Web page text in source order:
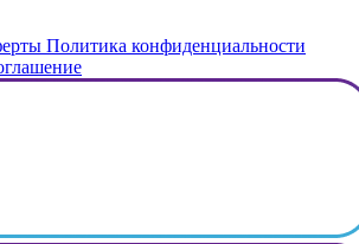
Политика конфиденциальности